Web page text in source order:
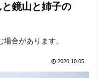
鏡山と姉子の
合があります。
2020.10.05